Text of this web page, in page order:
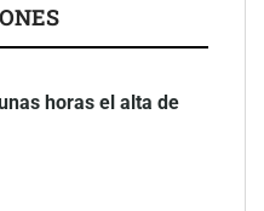
horas el alta de